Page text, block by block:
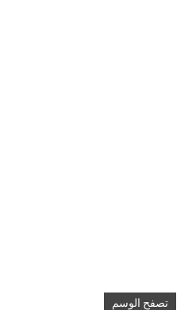
تصفح الوسم